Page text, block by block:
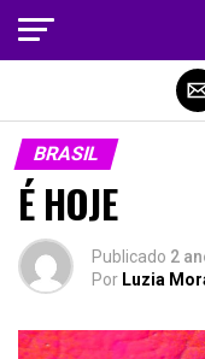
BRASIL
É HOJE
Publicado 2
Por Luzia